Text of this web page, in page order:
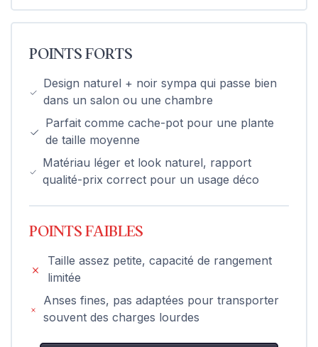
POINTS FORTS
Design naturel + noir sympa qui passe bien
dans un salon ou une chambre
Parfait comme cache-pot pour une plante
de taille moyenne
Matériau léger et look naturel, rapport
qualité-prix correct pour un usage déco
POINTS FAIBLES
Taille assez petite, capacité de rangement
limitée
Anses fines, pas adaptées pour transporter
souvent des charges lourdes